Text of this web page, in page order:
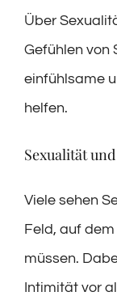
Über
Gefühlen von
einfühlsame
helfen.
Sexualität
Viele sehen
Feld, auf
müssen.
Intimität vor